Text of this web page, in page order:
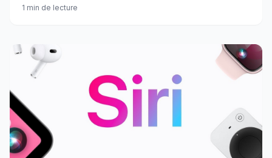
l'année prochaine.
1 min de lecture